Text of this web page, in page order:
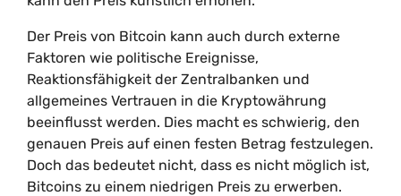
Der Preis von Bitcoin kann auch durch externe
Faktoren wie politische Ereignisse,
Reaktionsfähigkeit der Zentralbanken und
allgemeines Vertrauen in die Kryptowährung
beeinflusst werden. Dies macht es schwierig, den
genauen Preis auf einen festen Betrag festzulegen.
Doch das bedeutet nicht, dass es nicht möglich ist,
Bitcoins zu einem niedrigen Preis zu erwerben.